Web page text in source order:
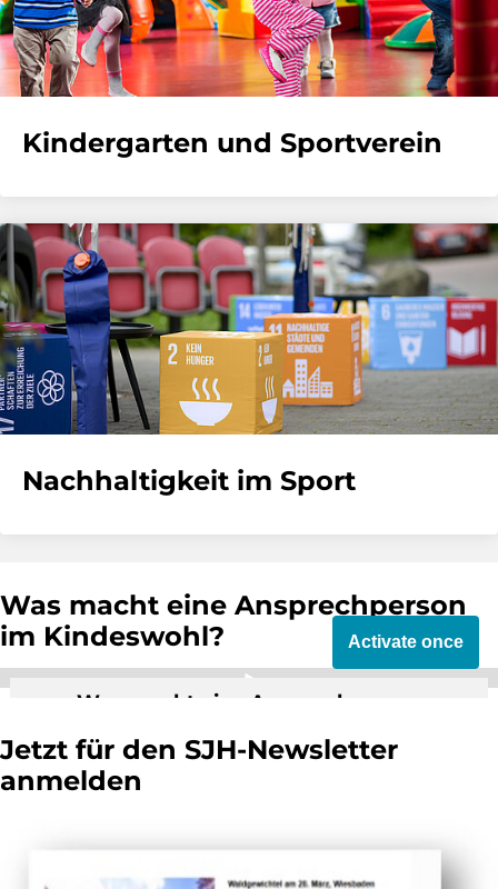
Kindergarten und Sportverein
Nachhaltigkeit im Sport
Was macht eine Ansprechperson
im Kindeswohl?
Was macht eine Ansprechperson
By activating external video from YouTube,
Activate once
Jetzt für den SJH-Newsletter
anmelden